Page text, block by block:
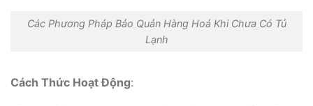
Các Phương Pháp Bảo Quản Hàng Hoá Khi Chưa Có Tủ
Lạnh
Cách Thức Hoạt Động: